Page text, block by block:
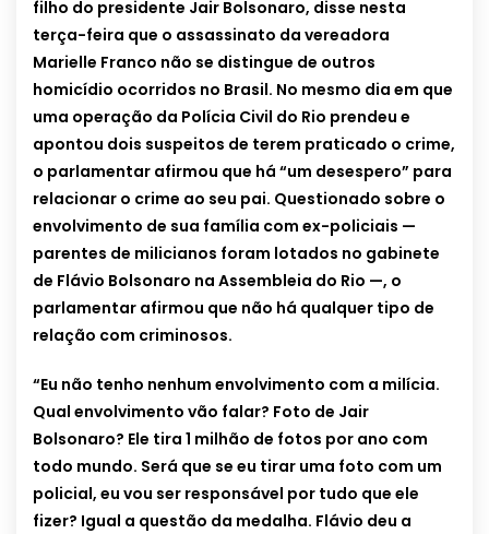
filho do presidente Jair Bolsonaro, disse nesta
terça-feira que o assassinato da vereadora
Marielle Franco não se distingue de outros
homicídio ocorridos no Brasil. No mesmo dia em que
uma operação da Polícia Civil do Rio prendeu e
apontou dois suspeitos de terem praticado o crime,
o parlamentar afirmou que há “um desespero” para
relacionar o crime ao seu pai. Questionado sobre o
envolvimento de sua família com ex-policiais —
parentes de milicianos foram lotados no gabinete
de Flávio Bolsonaro na Assembleia do Rio —, o
parlamentar afirmou que não há qualquer tipo de
relação com criminosos.
“Eu não tenho nenhum envolvimento com a milícia.
Qual envolvimento vão falar? Foto de Jair
Bolsonaro? Ele tira 1 milhão de fotos por ano com
todo mundo. Será que se eu tirar uma foto com um
policial, eu vou ser responsável por tudo que ele
fizer? Igual a questão da medalha. Flávio deu a